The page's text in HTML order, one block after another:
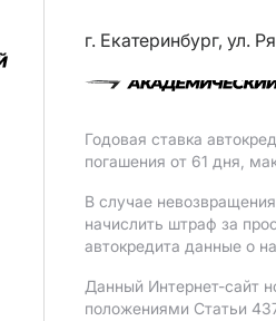
г. Екатеринбург, ул.
Годовая ставка
погашения от 61 дня,
В случае
начислить штраф за
автокредита данные о
Данный Интернет-сайт
положениями Статьи